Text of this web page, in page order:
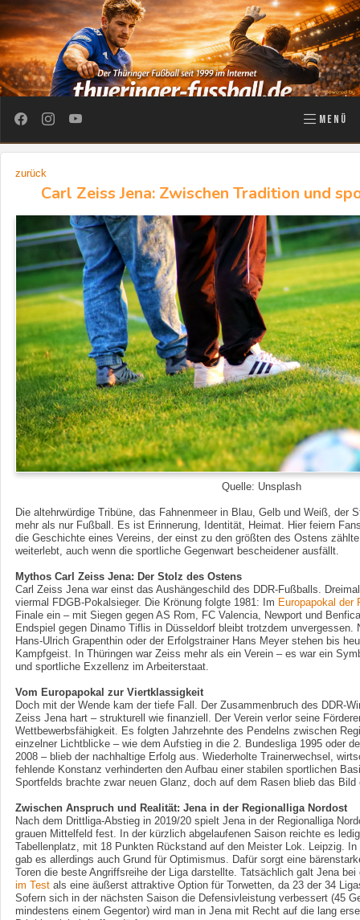
MENÜ
zurück
Carl Zeiss Jena: Zwischen Tradition und
Quelle: Unsplash
Die altehrwürdige Tribüne, das Fahnenmeer in Blau, Gelb und Weiß, der
mehr als nur Fußball. Es ist Erinnerung, Identität, Heimat. Hier feiern
die Geschichte eines Vereins, der einst zu den größten des Ostens
weiterlebt, auch wenn die sportliche Gegenwart bescheidener ausfällt.
Mythos Carl Zeiss Jena: Der Stolz des Ostens
Carl Zeiss Jena war einst das Aushängeschild des DDR-Fußballs.
viermal FDGB-Pokalsieger. Die Krönung folgte 1981: Im Europapokal der
Finale ein – mit Siegen gegen AS Rom, FC Valencia, Newport und
Endspiel gegen Dinamo Tiflis in Düsseldorf bleibt trotzdem unvergessen.
Hans-Ulrich Grapenthin oder der Erfolgstrainer Hans Meyer stehen bis
Kampfgeist. In Thüringen war Zeiss mehr als ein Verein – es war ein
und sportliche Exzellenz im Arbeiterstaat.
Vom Europapokal zur Viertklassigkeit
Doch mit der Wende kam der tiefe Fall. Der Zusammenbruch des DDR-
Zeiss Jena hart – strukturell wie finanziell. Der Verein verlor seine
Wettbewerbsfähigkeit. Es folgten Jahrzehnte des Pendelns zwischen
einzelner Lichtblicke – wie dem Aufstieg in die 2. Bundesliga 1995 oder
2008 – blieb der nachhaltige Erfolg aus. Wiederholte Trainerwechsel,
fehlende Konstanz verhinderten den Aufbau einer stabilen sportlichen
Sportfelds brachte zwar neuen Glanz, doch auf dem Rasen blieb das
Zwischen Anspruch und Realität: Jena in der Regionalliga Nordost
Nach dem Drittliga-Abstieg in 2019/20 spielt Jena in der Regionalliga
grauen Mittelfeld fest. In der kürzlich abgelaufenen Saison reichte es
Tabellenplatz, mit 18 Punkten Rückstand auf den Meister Lok. Leipzig.
gab es allerdings auch Grund für Optimismus. Dafür sorgt eine
Toren die beste Angriffsreihe der Liga darstellte. Tatsächlich galt Jena
im Test als eine äußerst attraktive Option für Torwetten, da 23 der 34
Sofern sich in der nächsten Saison die Defensivleistung verbessert (45
mindestens einem Gegentor) wird man in Jena mit Recht auf die lang